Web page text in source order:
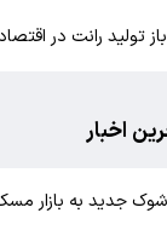
باز تولید رانت در
اخبار
شوک جدید به بازار